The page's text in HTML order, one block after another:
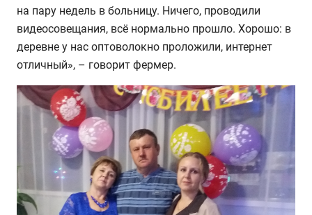
на пару недель в больницу. Ничего, проводили
видеосовещания, всё нормально прошло. Хорошо: в
деревне у нас оптоволокно проложили, интернет
отличный», – говорит фермер.